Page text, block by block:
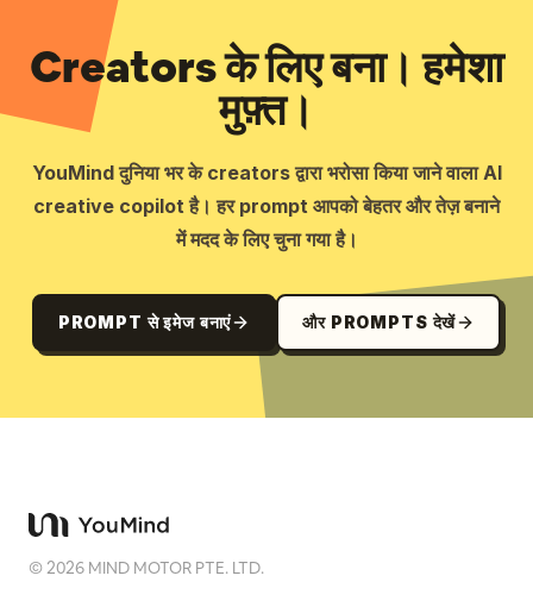
Creators के लिए बना। हमेशा
मुफ़्त।
YouMind दुनिया भर के creators द्वारा भरोसा किया जाने वाला AI
creative copilot है। हर prompt आपको बेहतर और तेज़ बनाने
में मदद के लिए चुना गया है।
PROMPT से इमेज बनाएं और PROMPTS देखें
©2026 MIND MOTOR PTE. LTD.